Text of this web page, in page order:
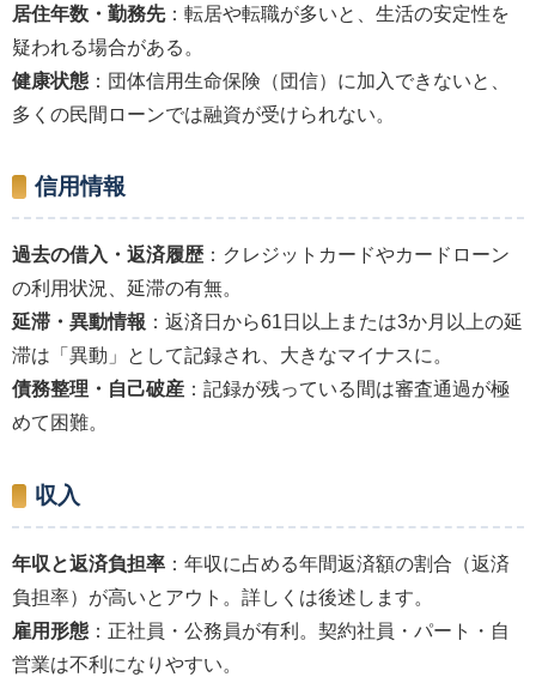
居住年数・勤務先 ：転居や転職が多いと、生活の安定性を
疑われる場合がある。
健康状態 ：団体信用生命保険（団信）に加入できないと、
多くの民間ローンでは融資が受けられない。
信用情報
過去の借入・返済履歴 ：クレジットカードやカードローン
の利用状況、延滞の有無。
延滞・異動情報 ：返済日から61日以上または3か月以上の延
滞は「異動」として記録され、大きなマイナスに。
債務整理・自己破産 ：記録が残っている間は審査通過が極
めて困難。
収入
年収と返済負担率 ：年収に占める年間返済額の割合（返済
負担率）が高いとアウト。詳しくは後述します。
雇用形態 ：正社員・公務員が有利。契約社員・パート・自
営業は不利になりやすい。